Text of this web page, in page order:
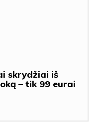
skrydžiai iš
– tik 99 eurai